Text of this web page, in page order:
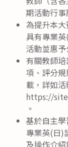
期活動行事
為提升本
具有專業
活動並惠予
有關教師
項、評分
載，詳如活
https://
。
基於自主
專業英(日)
及操作介